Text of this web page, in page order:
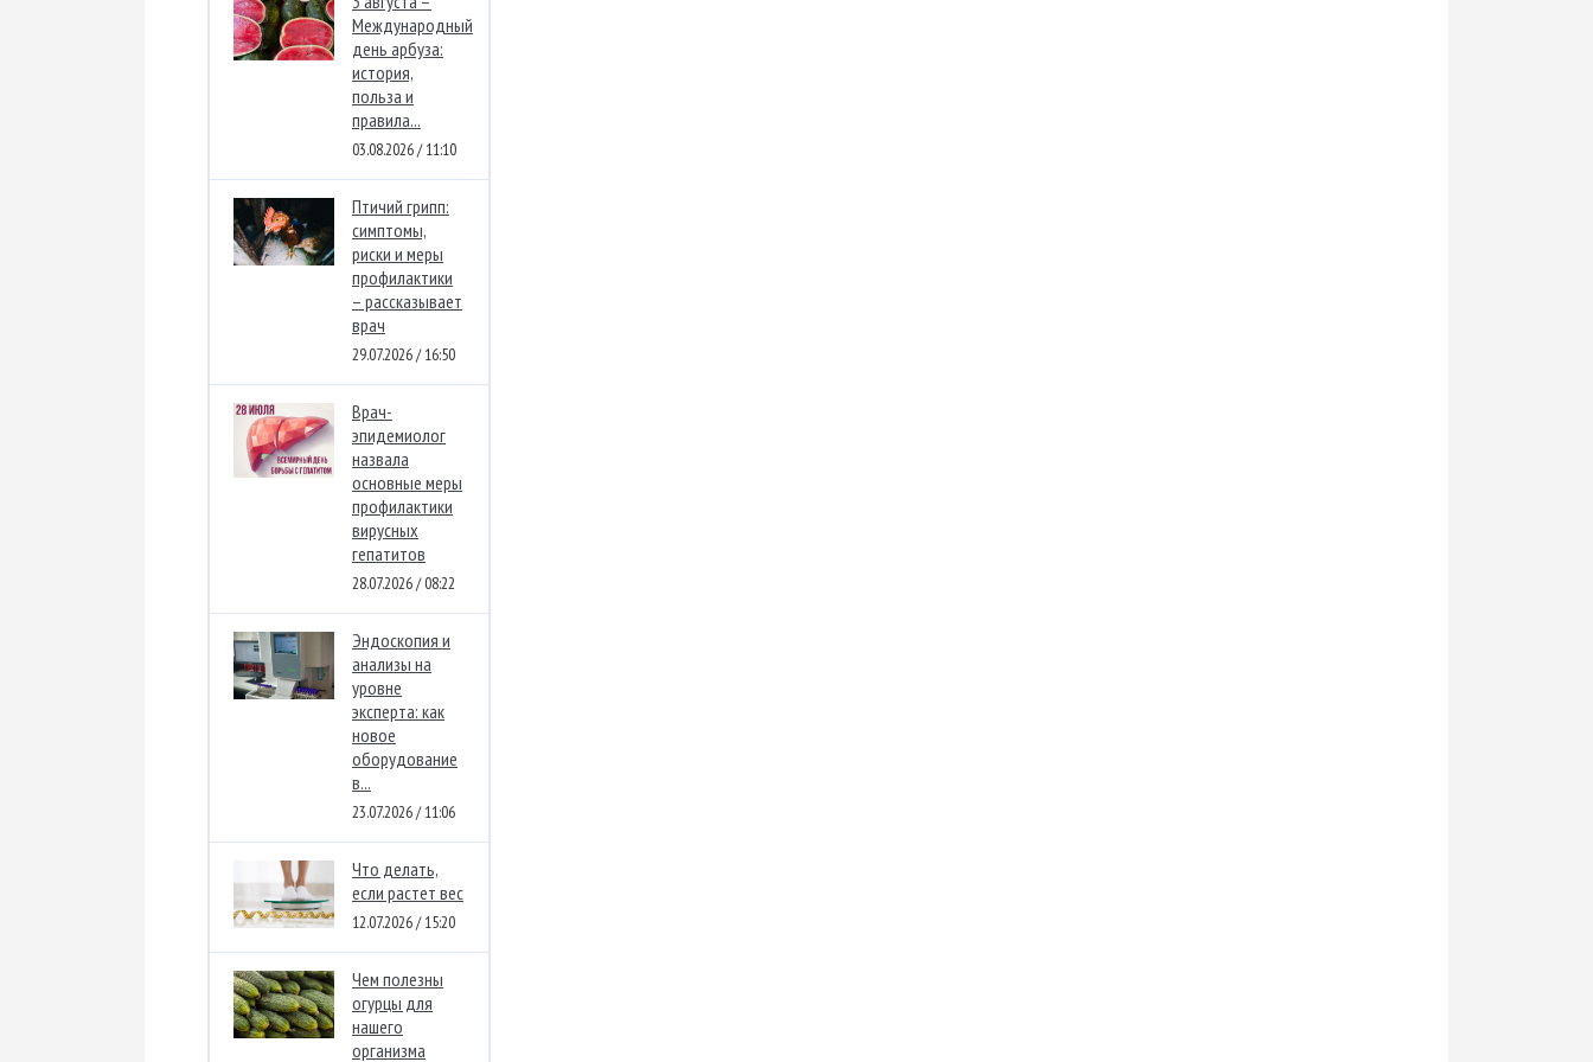
Международный
день арбуза:
история,
польза и
правила...
03.08.2026 / 11:10
Птичий грипп:
симптомы,
риски и меры
профилактики
– рассказывает
врач
29.07.2026 / 16:50
Врач-
эпидемиолог
назвала
основные меры
профилактики
вирусных
гепатитов
28.07.2026 / 08:22
Эндоскопия и
анализы на
уровне
эксперта: как
новое
оборудование
в...
23.07.2026 / 11:06
Что делать,
если растет вес
12.07.2026 / 15:20
Чем полезны
огурцы для
нашего
организма